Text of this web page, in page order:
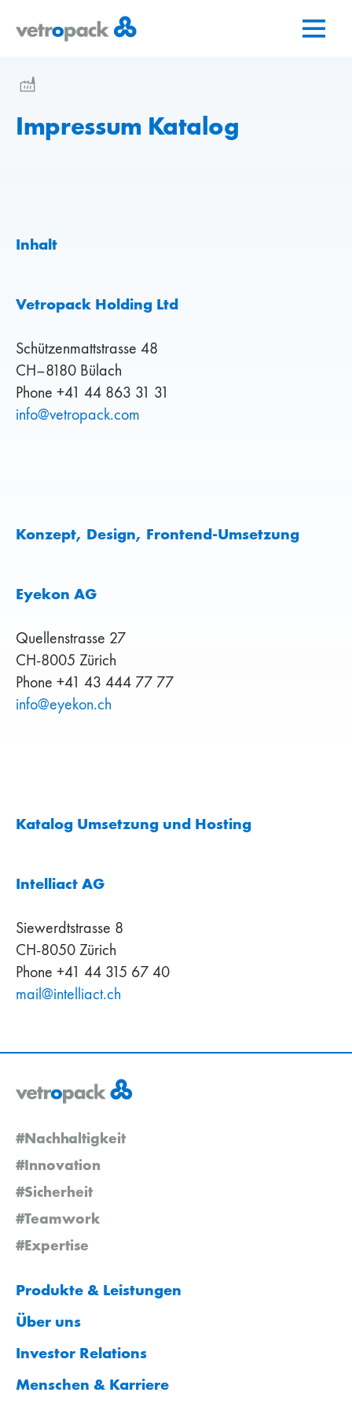
Startseite
Inhalt
Kontakt
Impressum Katalog
Inhalt
Vetropack Holding Ltd
Schützenmattstrasse 48
CH–8180 Bülach
Phone +41 44 863 31 31
info@vetropack.com
Konzept, Design, Frontend-Umsetzung
Eyekon AG
Quellenstrasse 27
CH-8005 Zürich
Phone +41 43 444 77 77
info@eyekon.ch
Katalog Umsetzung und Hosting
Intelliact AG
Siewerdtstrasse 8
CH-8050 Zürich
Phone +41 44 315 67 40
mail@intelliact.ch
#Nachhaltigkeit
#Innovation
#Sicherheit
#Teamwork
#Expertise
Produkte & Leistungen
Über uns
Investor Relations
Menschen & Karriere